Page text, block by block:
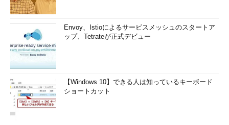
Envoy、Istioによるサービスメッシュのスタートア
ップ、Tetrateが正式デビュー
【Windows 10】できる人は知っているキーボード
ショートカット